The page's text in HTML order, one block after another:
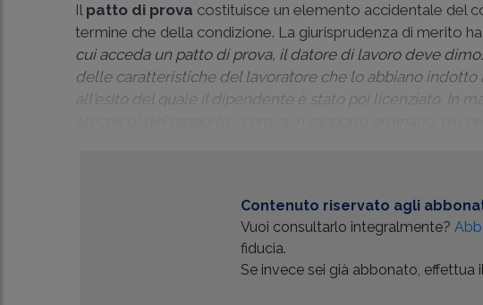
Il patto di prova costituisce un elemento accidentale del
termine che della condizione. La giurisprudenza di merito
cui acceda un patto di prova, il datore di lavoro deve
delle caratteristiche del lavoratore che lo abbiano
all'esito del quale il dipendente è stato poi licenziato. In
Contenuto riservato agli
Vuoi consultarlo integralmente?
fiducia.
Se invece sei già abbonato, effettua